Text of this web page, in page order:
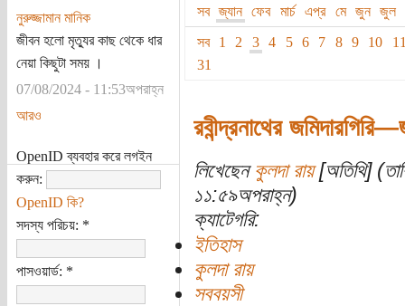
নুরুজ্জামান মানিক
জীবন হলো মৃত্যুর কাছ থেকে ধার
নেয়া কিছুটা সময় ।
07/08/2024 - 11:53অপরাহ্ন
আরও
OpenID ব্যবহার করে লগইন
করুন:
OpenID কি?
সদস্য পরিচয়: *
পাসওয়ার্ড: *
সব
জ্যান ফেব মার্চ এপ্র মে জুন
জুল
সব
1 2 3 4 5 6 7 8 9 10
31
রবীন্দ্রনাথের
লিখেছেন কুলদা রায়[অতিথি]
১১:৫৯অপরাহ্ন)
ক্যাটেগরি:
ইতিহাস
কুলদা রায়
সববয়সী